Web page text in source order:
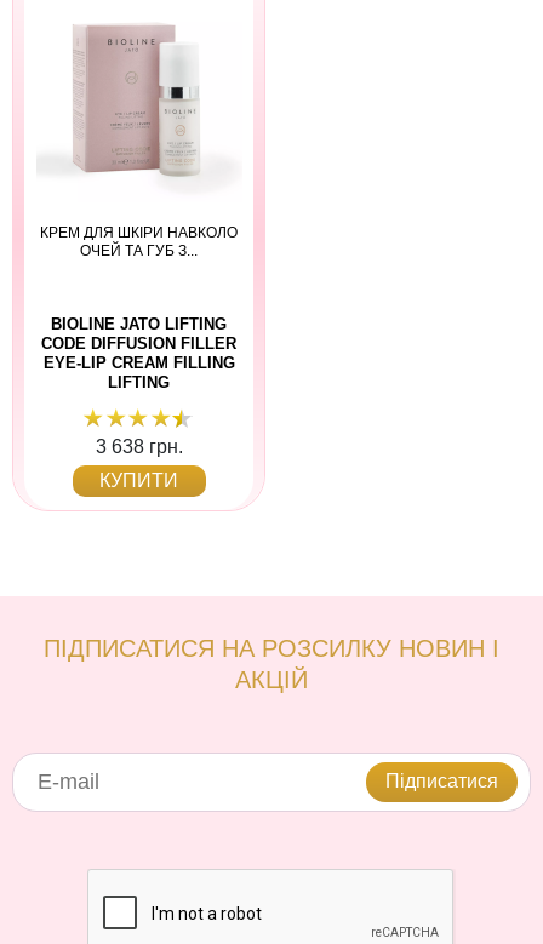
КРЕМ ДЛЯ ШКІРИ НАВКОЛО
ОЧЕЙ ТА ГУБ З...
BIOLINE JATO LIFTING
CODE DIFFUSION FILLER
EYE-LIP CREAM FILLING
LIFTING
3 638 грн.
КУПИТИ
ПІДПИСАТИСЯ НА РОЗСИЛКУ НОВИН І
АКЦІЙ
Підписатися